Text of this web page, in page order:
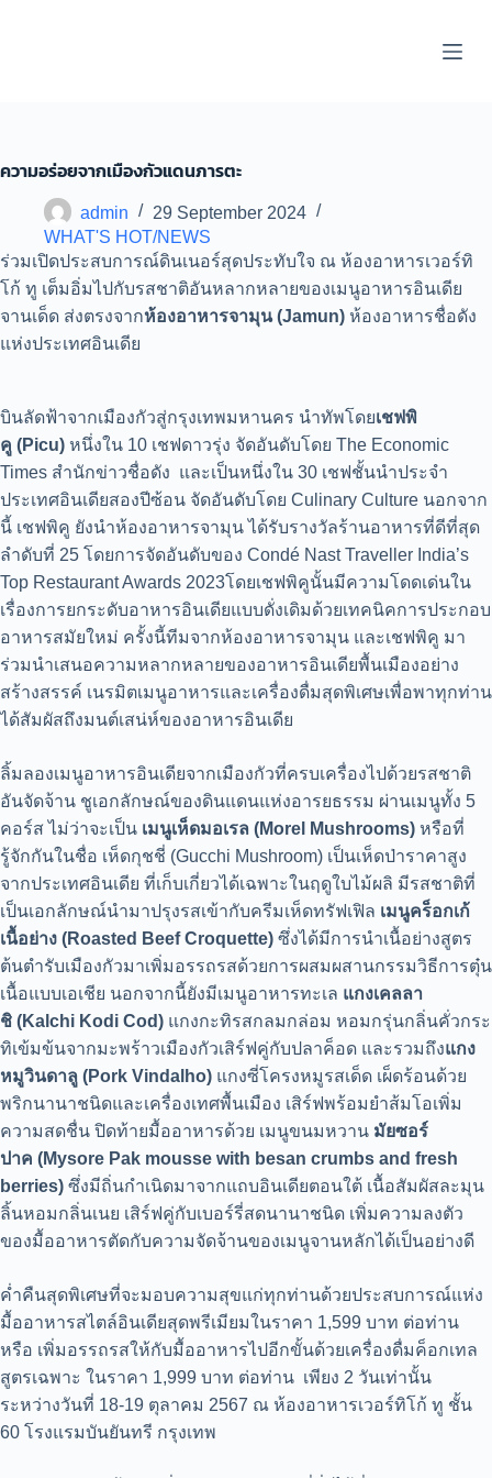
n
t
ความอร่อยจากเมืองกัวแดนภารตะ
admin
29 September 2024
WHAT'S HOT/NEWS
ร่วมเปิดประสบการณ์ดินเนอร์สุดประทับใจ ณ ห้องอาหารเวอร์ทิ
โก้ ทู เต็มอิ่มไปกับรสชาติอันหลากหลายของเมนูอาหารอินเดีย
จานเด็ด ส่งตรงจากห้องอาหารจามุน (Jamun) ห้องอาหารชื่อดัง
แห่งประเทศอินเดีย
บินลัดฟ้าจากเมืองกัวสู่กรุงเทพมหานคร นำทัพโดยเชฟพิ
คู (Picu) หนึ่งใน 10 เชฟดาวรุ่ง จัดอันดับโดย The Economic
Times สำนักข่าวชื่อดัง และเป็นหนึ่งใน 30 เชฟชั้นนำประจำ
ประเทศอินเดียสองปีซ้อน จัดอันดับโดย Culinary Culture นอกจาก
นี้ เชฟพิคู ยังนำห้องอาหารจามุน ได้รับรางวัลร้านอาหารที่ดีที่สุด
ลำดับที่ 25 โดยการจัดอันดับของ Condé Nast Traveller India’s
Top Restaurant Awards 2023โดยเชฟพิคูนั้นมีความโดดเด่นใน
เรื่องการยกระดับอาหารอินเดียแบบดั่งเดิมด้วยเทคนิคการประกอบ
อาหารสมัยใหม่ ครั้งนี้ทีมจากห้องอาหารจามุน และเชฟพิคู มา
ร่วมนำเสนอความหลากหลายของอาหารอินเดียพื้นเมืองอย่าง
สร้างสรรค์ เนรมิตเมนูอาหารและเครื่องดื่มสุดพิเศษเพื่อพาทุกท่าน
ได้สัมผัสถึงมนต์เสน่ห์ของอาหารอินเดีย
ลิ้มลองเมนูอาหารอินเดียจากเมืองกัวที่ครบเครื่องไปด้วยรสชาติ
อันจัดจ้าน ชูเอกลักษณ์ของดินแดนแห่งอารยธรรม ผ่านเมนูทั้ง 5
คอร์ส ไม่ว่าจะเป็น เมนูเห็ดมอเรล (Morel Mushrooms) หรือที่
รู้จักกันในชื่อ เห็ดกุชชี่ (Gucchi Mushroom) เป็นเห็ดป่าราคาสูง
จากประเทศอินเดีย ที่เก็บเกี่ยวได้เฉพาะในฤดูใบไม้ผลิ มีรสชาติที่
เป็นเอกลักษณ์นำมาปรุงรสเข้ากับครีมเห็ดทรัฟเฟิล เมนูคร็อกเก้
เนื้อย่าง (Roasted Beef Croquette) ซึ่งได้มีการนำเนื้อย่างสูตร
ต้นตำรับเมืองกัวมาเพิ่มอรรถรสด้วยการผสมผสานกรรมวิธีการตุ๋น
เนื้อแบบเอเชีย นอกจากนี้ยังมีเมนูอาหารทะเล แกงเคลลา
ชิ (Kalchi Kodi Cod) แกงกะทิรสกลมกล่อม หอมกรุ่นกลิ่นคั่วกระ
ทิเข้มข้นจากมะพร้าวเมืองกัวเสิร์ฟคู่กับปลาค็อด และรวมถึงแกง
หมูวินดาลู (Pork Vindalho) แกงซี่โครงหมูรสเด็ด เผ็ดร้อนด้วย
พริกนานาชนิดและเครื่องเทศพื้นเมือง เสิร์ฟพร้อมยำส้มโอเพิ่ม
ความสดชื่น ปิดท้ายมื้ออาหารด้วย เมนูขนมหวาน มัยซอร์
ปาค (Mysore Pak mousse with besan crumbs and fresh
berries) ซึ่งมีถิ่นกำเนิดมาจากแถบอินเดียตอนใต้ เนื้อสัมผัสละมุน
ลิ้นหอมกลิ่นเนย เสิร์ฟคู่กับเบอร์รี่สดนานาชนิด เพิ่มความลงตัว
ของมื้ออาหารตัดกับความจัดจ้านของเมนูจานหลักได้เป็นอย่างดี
ค่ำคืนสุดพิเศษที่จะมอบความสุขแก่ทุกท่านด้วยประสบการณ์แห่ง
มื้ออาหารสไตล์อินเดียสุดพรีเมียมในราคา 1,599 บาท ต่อท่าน
หรือ เพิ่มอรรถรสให้กับมื้ออาหารไปอีกขั้นด้วยเครื่องดื่มค็อกเทล
สูตรเฉพาะ ในราคา 1,999 บาท ต่อท่าน เพียง 2 วันเท่านั้น
ระหว่างวันที่ 18-19 ตุลาคม 2567 ณ ห้องอาหารเวอร์ทิโก้ ทู ชั้น
60 โรงแรมบันยันทรี กรุงเทพ